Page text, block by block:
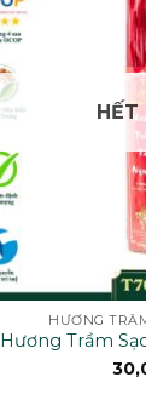
HẾT
HƯƠNG
Hương Trầm